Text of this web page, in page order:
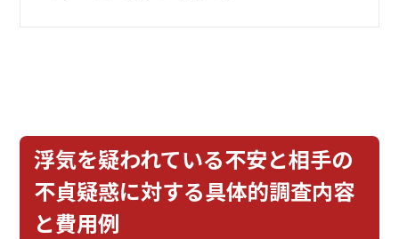
浮気を疑われている不安と相手の
不貞疑惑に対する具体的調査内容
と費用例